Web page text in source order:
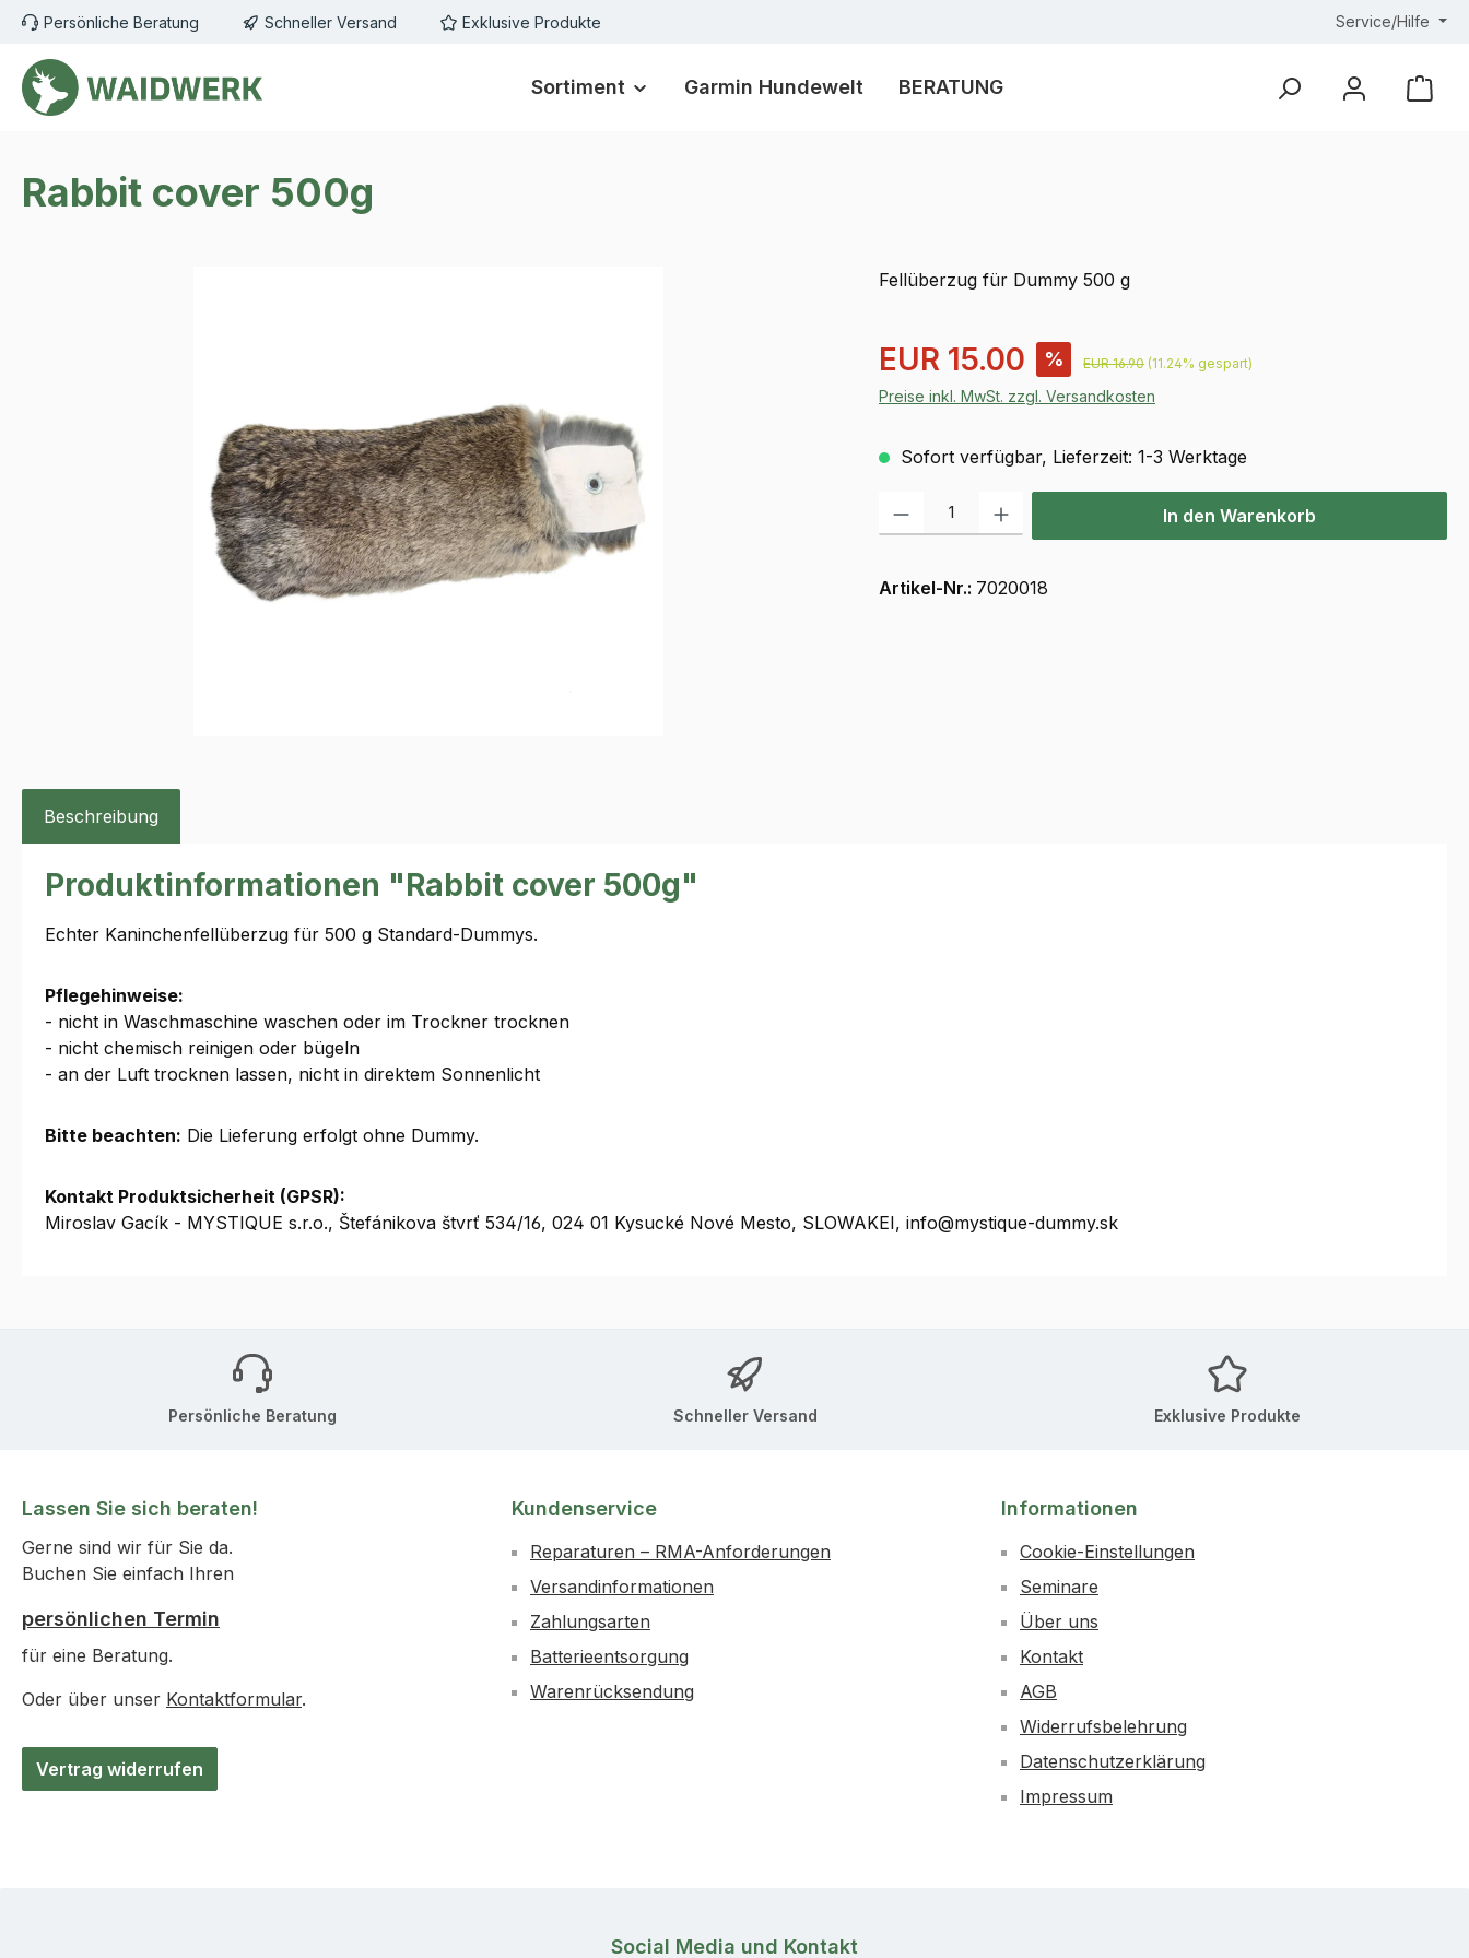
Hauptinhalt springen
Zur Suche springen
Zur Hauptnavigation springen
Persönliche Beratung Schneller Versand Exklusive Produkte Service/Hilfe
Sortiment Garmin Hundewelt BERATUNG
Rabbit cover 500g
Fellüberzug für Dummy 500 g
Verkaufspreis:
EUR 15.00 % Regulärer Preis:
EUR 16.90 (11.24% gespart)
Preise inkl. MwSt. zzgl. Versandkosten
Sofort verfügbar, Lieferzeit: 1-3 Werktage
Produkt Anzahl: Gib den gewünschten Wert ein oder benutze die Schaltflächen
In den Warenkorb
Artikel-Nr.: 7020018
Beschreibung
Produktinformationen "Rabbit cover 500g"
Echter Kaninchenfellüberzug für 500 g Standard-Dummys.
Pflegehinweise:
- nicht in Waschmaschine waschen oder im Trockner trocknen
- nicht chemisch reinigen oder bügeln
- an der Luft trocknen lassen, nicht in direktem Sonnenlicht
Bitte beachten: Die Lieferung erfolgt ohne Dummy.
Kontakt Produktsicherheit (GPSR):
Miroslav Gacík - MYSTIQUE s.r.o., Štefánikova štvrť 534/16, 024 01 Kysucké Nové Mesto, SLOWAKEI, info@mystique-dummy.sk
Persönliche Beratung Schneller Versand Exklusive Produkte
Lassen Sie sich beraten!
Gerne sind wir für Sie da.
Buchen Sie einfach Ihren
persönlichen Termin
für eine Beratung.
Oder über unser Kontaktformular.
Vertrag widerrufen
Kundenservice
Reparaturen – RMA-Anforderungen
Versandinformationen
Zahlungsarten
Batterieentsorgung
Warenrücksendung
Informationen
Cookie-Einstellungen
Seminare
Über uns
Kontakt
AGB
Widerrufsbelehrung
Datenschutzerklärung
Impressum
Social Media und Kontakt